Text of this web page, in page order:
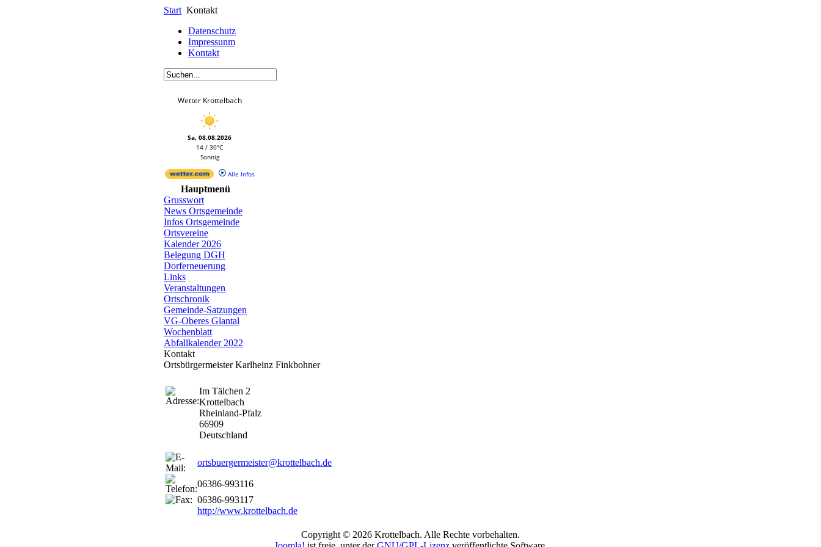
Start Kontakt
Datenschutz
Impressunm
Kontakt
Wetter Krottelbach
Sa, 08.08.2026
14 / 30°C
Sonnig
Alle Infos
Hauptmenü
Grusswort
News Ortsgemeinde
Infos Ortsgemeinde
Ortsvereine
Kalender 2026
Belegung DGH
Dorferneuerung
Links
Veranstaltungen
Ortschronik
Gemeinde-Satzungen
VG-Oberes Glantal
Wochenblatt
Abfallkalender 2022
Kontakt
Ortsbürgermeister Karlheinz Finkbohner
Im Tälchen 2
Krottelbach
Rheinland-Pfalz
66909
Deutschland
ortsbuergermeister@krottelbach.de
06386-993116
06386-993117
http://www.krottelbach.de
Copyright © 2026 Krottelbach. Alle Rechte vorbehalten.